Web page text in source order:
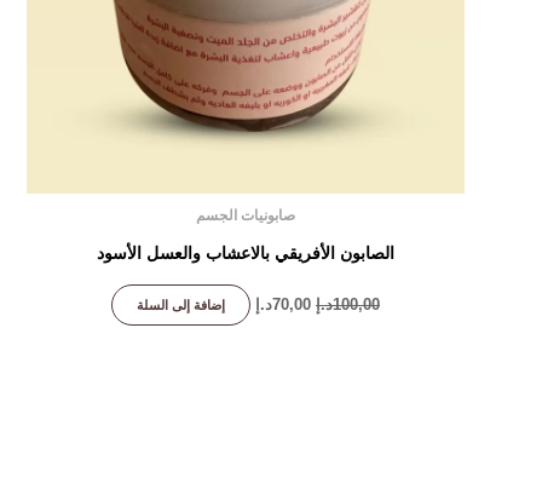
صابونيات الجسم
الصابون الأفريقي بالاعشاب والعسل الأسود
100,00د.إ 70,00د.إ إضافة إلى السلة